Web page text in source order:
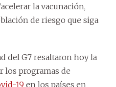
la vacunación,
de riesgo que siga
del G7 resaltaron hoy la
los programas de
19 en los países en